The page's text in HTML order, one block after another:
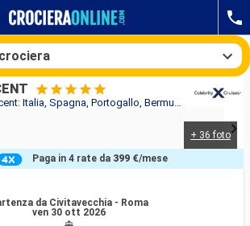
Crociera Celebrity Ascent: Italia, Spagna, Portogallo, Bermuda, Stati uniti in partenza da Civitavecchia - Roma
+ 36 foto
da Civitavecchia - Roma
ven 30 ott 2026
Paga in 4 rate da399 €/mese
Compagnie